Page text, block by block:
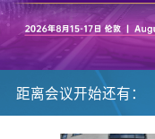
距离会议开始还有：